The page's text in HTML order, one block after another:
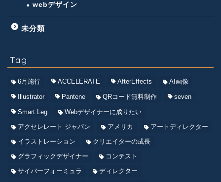
webデザイン
未分類
Tag
6月施行 ACCELERATE AfterEffects AI画像
Illustrator Pantene QRコード無料制作 seven
Smart Leg
Webデザイナーに成りたい
アクセレレート ジャパン
アメリカ
アートディレクター
イラストレーション
クリエイターの成長
グラフィックデザイナー
コンテスト
サイバーフォーミュラ
ディレクター